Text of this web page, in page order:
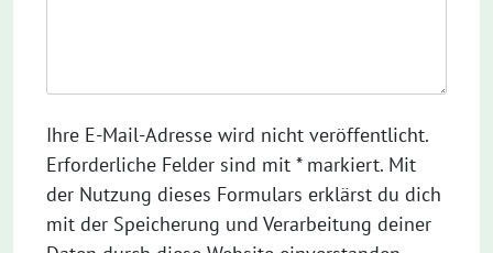
Ihre E-Mail-Adresse wird nicht veröffentlicht.
Erforderliche Felder sind mit * markiert. Mit
der Nutzung dieses Formulars erklärst du dich
mit der Speicherung und Verarbeitung deiner